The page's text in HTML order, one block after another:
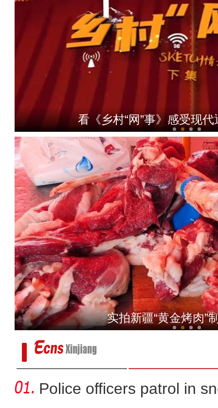
看《乡村“网”事》感受现
看《乡村“网”事》感受现
实拍新疆“黄金烤肉”
Police officers patrol in